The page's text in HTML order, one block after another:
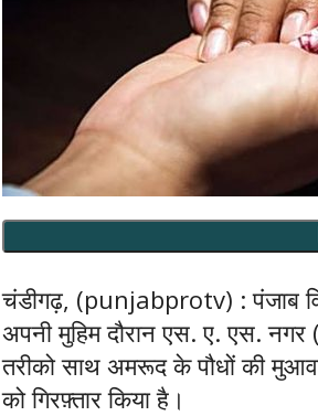
चंडीगढ़, (punjabprotv) : पंजाब
अपनी मुहिम दौरान एस. ए. एस.
तरीको साथ अमरूद के पौधों की
को गिरफ़्तार किया है।